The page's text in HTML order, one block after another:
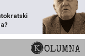
KOLUMNA